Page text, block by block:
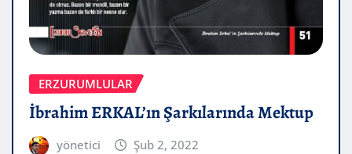
ERZURUMLULAR
İbrahim ERKAL’ın Şarkılarında Mektup
yönetici Şub 2, 2022